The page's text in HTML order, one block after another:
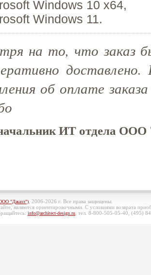
Windows 10 x64,
Windows 11.
на то, что заказ
об оплате
ИТ отдела
"Джазл") , 2006-2026 г. Все права защищены.
являются ориентировочными. С условиями возврата
info@architect-design.ru , тел. 8-800-505-05-40, (495)